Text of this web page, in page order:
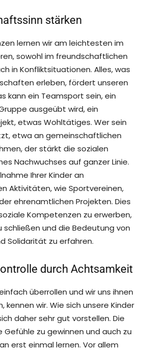
stärken
lernen wir am leichtesten im
sowohl im freundschaftlichen
in Konfliktsituationen. Alles, was
erleben, fördert unseren
kann ein Teamsport sein, ein
ausgeübt wird, ein
etwas Wohltätiges. Wer sein
etwa an gemeinschaftlichen
der stärkt die sozialen
Nachwuchses auf ganzer Linie.
Ihrer Kinder an
Aktivitäten, wie Sportvereinen,
ehrenamtlichen Projekten. Dies
Kompetenzen zu erwerben,
schließen und die Bedeutung von
Solidarität zu erfahren.
durch Achtsamkeit
überrollen und wir uns ihnen
kennen wir. Wie sich unsere Kinder
daher sehr gut vorstellen. Die
Gefühle zu gewinnen und auch zu
erst einmal lernen. Vor allem